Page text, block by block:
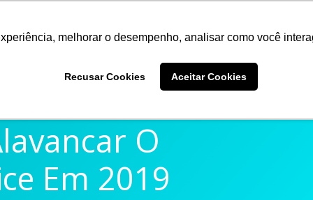
melhorar o desempenho, analisar como você
Recusar Cookies Aceitar Cookies
O
Em 2019